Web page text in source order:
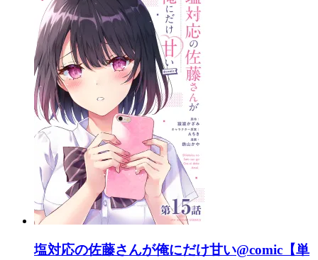
塩対応の佐藤さんが俺にだけ甘い@comic【単